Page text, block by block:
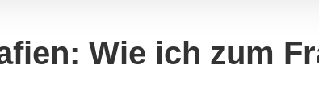
Wie ich zum